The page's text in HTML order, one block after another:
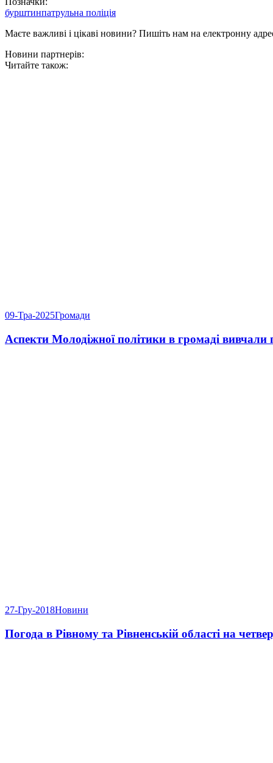
бурштинпатрульна поліція
Маєте важливі і цікаві новини? Пишіть нам на електронну
Новини партнерів:
Читайте також:
09-Тра-2025Громади
Аспекти Молодіжної політики в громаді
27-Гру-2018Новини
Погода в Рівному та Рівненській області на